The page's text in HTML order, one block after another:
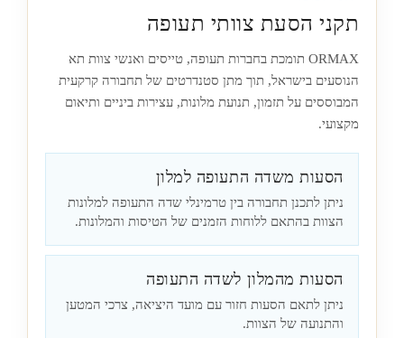
תקני הסעת צוותי תעופה
ORMAX תומכת בחברות תעופה, טייסים ואנשי צוות תא
הנוסעים בישראל, תוך מתן סטנדרטים של תחבורה קרקעית
המבוססים על תזמון, תנועת מלונות, עצירות ביניים ותיאום
מקצועי.
הסעות משדה התעופה למלון
ניתן לתכנן תחבורה בין טרמינלי שדה התעופה למלונות
הצוות בהתאם ללוחות הזמנים של הטיסות והמלונות.
הסעות מהמלון לשדה התעופה
ניתן לתאם הסעות חזור עם מועד היציאה, צרכי המטען
והתנועה של הצוות.